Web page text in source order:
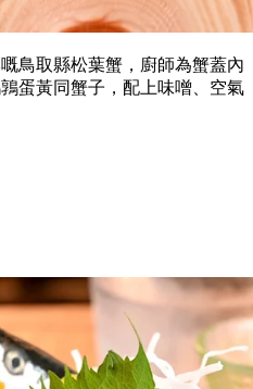
鳥取縣松葉蟹，廚師為蟹蓋內
蛋黃同蟹子，配上味噌、空氣